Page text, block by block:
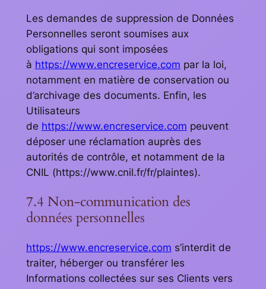
Les demandes de suppression de Données
Personnelles seront soumises aux
obligations qui sont imposées
à https://www.encreservice.com par la loi,
notamment en matière de conservation ou
d’archivage des documents. Enfin, les
Utilisateurs
de https://www.encreservice.com peuvent
déposer une réclamation auprès des
autorités de contrôle, et notamment de la
CNIL (https://www.cnil.fr/fr/plaintes).
7.4 Non-communication des
données personnelles
https://www.encreservice.com s’interdit de
traiter, héberger ou transférer les
Informations collectées sur ses Clients vers